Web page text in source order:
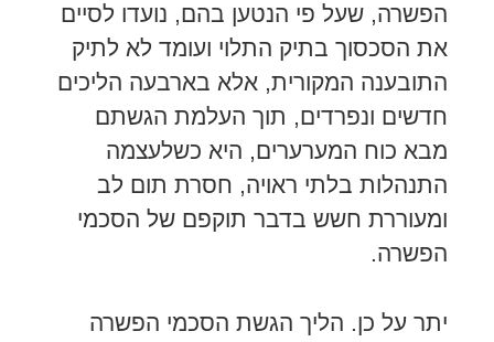
הפשרה, שעל פי הנטען בהם, נועדו לסיים
את הסכסוך בתיק התלוי ועומד לא לתיק
התובענה המקורית, אלא בארבעה הליכים
חדשים ונפרדים, תוך העלמת הגשתם
מבא כוח המערערים, היא כשלעצמה
התנהלות בלתי ראויה, חסרת תום לב
ומעוררת חשש בדבר תוקפם של הסכמי
הפשרה.
יתר על כן. הליך הגשת הסכמי הפשרה